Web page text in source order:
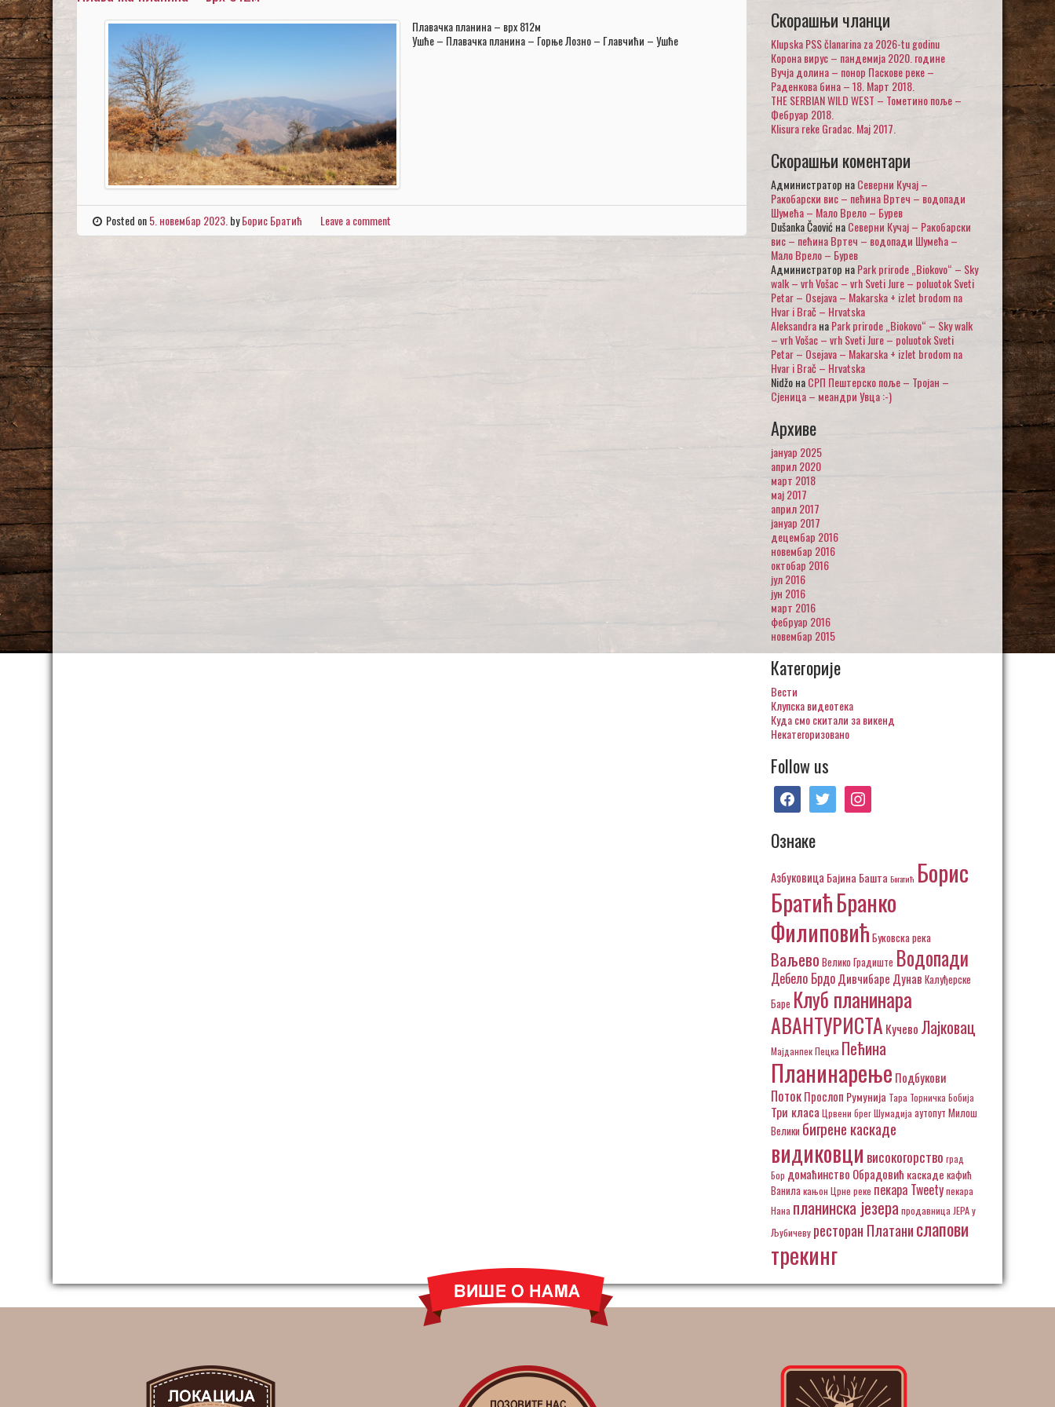
Плавачка планина – врх 812м
Ушће – Плавачка планина – Горње Лозно – Главчићи – Ушће
Posted on5. новембар 2023. byБорис Братић Leave a comment
Скорашњи чланци
Klupska PSS članarina za 2026-tu godinu
Корона вирус – пандемија 2020. године
Вучја долина – понор Паскове реке –
Раденкова бина – 18. Март 2018.
THE SERBIAN WILD WEST – Тометино поље –
Фебруар 2018.
Klisura reke Gradac. Maj 2017.
Скорашњи коментари
Администратор наСеверни Кучај –
Ракобарски вис – пећина Вртеч – водопади
Шумећа – Мало Врело – Бурев
Dušanka ČaovićнаСеверни Кучај – Ракобарски
вис – пећина Вртеч – водопади Шумећа –
Мало Врело – Бурев
Администратор наPark prirode „Biokovo“ – Sky
walk – vrh Vošac – vrh Sveti Jure – poluotok Sveti
Petar – Osejava – Makarska + izlet brodom na
Hvar i Brač – Hrvatska
AleksandraнаPark prirode „Biokovo“ – Sky walk
– vrh Vošac – vrh Sveti Jure – poluotok Sveti
Petar – Osejava – Makarska + izlet brodom na
Hvar i Brač – Hrvatska
NidžoнаСРП Пештерско поље – Тројан –
Сјеница – меандри Увца :-)
Архиве
јануар 2025
април 2020
март 2018
мај 2017
април 2017
јануар 2017
децембар 2016
новембар 2016
октобар 2016
јул 2016
јун 2016
март 2016
фебруар 2016
новембар 2015
Категорије
Вести
Клупска видеотека
Куда смо скитали за викенд
Некатегоризовано
Follow us
facebooktwitter instagram
Ознаке
Азбуковица Бајина Башта Богатић Борис
БратићБранко
Филиповић Буковска река
Ваљево Велико Градиште Водопади
Дебело БрдоДивчибаре Дунав Калуђерске
Баре Клуб планинара
АВАНТУРИСТА Кучево Лајковац
МајданпекПецка Пећина
Планинарење Подбукови
ПотокПрослоп Румунија Тара Торничка Бобија
Три класа Црвени брегШумадија аутопут Милош
Велики бигрене каскаде
видиковци високогорство град
Бор домаћинство Обрадовић каскаде кафић
Ванила кањон Црне реке пекара Tweetyпекара
Нана планинска језера продавница ЈЕРА у
Љубичеву ресторан Платанислапови
трекинг